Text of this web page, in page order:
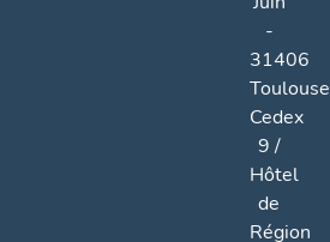
-
31406
Toulouse
Cedex
9 /
Hôtel
de
Région